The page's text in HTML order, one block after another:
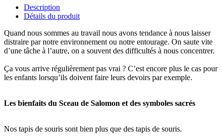
Description
Détails du produit
Quand nous sommes au travail nous avons tendance à nous laisser
distraire par notre environnement ou notre entourage. On saute vite
d’une tâche à l’autre, on a souvent des difficultés à nous concentrer.
Ça vous arrive régulièrement pas vrai ? C’est encore plus le cas pour
les enfants lorsqu’ils doivent faire leurs devoirs par exemple.
Les bienfaits du Sceau de Salomon et des symboles sacrés
Nos tapis de souris sont bien plus que des tapis de souris.